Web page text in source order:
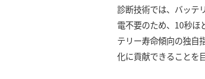
診断技術では、バッテ
電不要のため、10秒ほ
テリー寿命傾向の独自
化に貢献できることを